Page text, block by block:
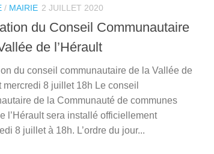
/ MAIRIE 2 JUILLET 2020
du Conseil Communautaire
de l’Hérault
du conseil communautaire de la Vallée de
mercredi 8 juillet 18h Le conseil
de la Communauté de communes
l’Hérault sera installé officiellement
8 juillet à 18h. L’ordre du jour...